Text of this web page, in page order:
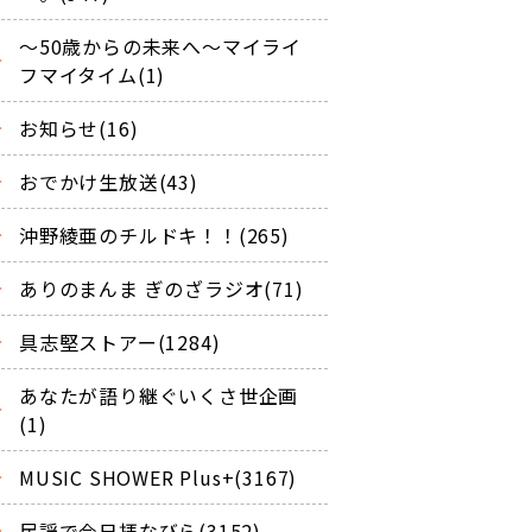
～50歳からの未来へ～マイライ
フマイタイム(1)
お知らせ(16)
おでかけ生放送(43)
沖野綾亜のチルドキ！！(265)
ありのまんま ぎのざラジオ(71)
具志堅ストアー(1284)
あなたが語り継ぐいくさ世企画
(1)
MUSIC SHOWER Plus+(3167)